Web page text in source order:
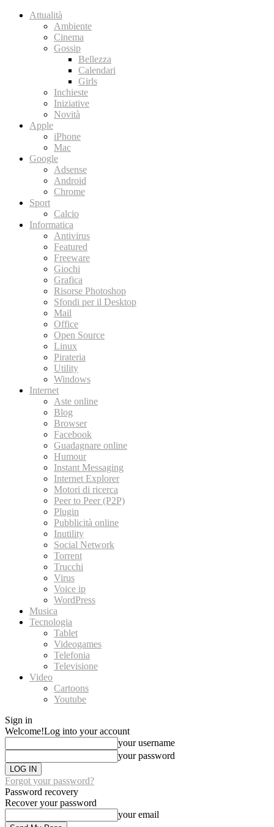
Attualità
Ambiente
Cinema
Gossip
Bellezza
Calendari
Girls
Inchieste
Iniziative
Novità
Apple
iPhone
Mac
Google
Adsense
Android
Chrome
Sport
Calcio
Informatica
Antivirus
Featured
Freeware
Giochi
Grafica
Risorse Photoshop
Sfondi per il Desktop
Mail
Office
Open Source
Linux
Pirateria
Utility
Windows
Internet
Aste online
Blog
Browser
Facebook
Guadagnare online
Humour
Instant Messaging
Internet Explorer
Motori di ricerca
Peer to Peer (P2P)
Plugin
Pubblicità online
Inutility
Social Network
Torrent
Trucchi
Virus
Voice ip
WordPress
Musica
Tecnologia
Tablet
Videogames
Telefonia
Televisione
Video
Cartoons
Youtube
Sign in
Welcome!Log into your account
your username
your password
Forgot your password?
Password recovery
Recover your password
your email